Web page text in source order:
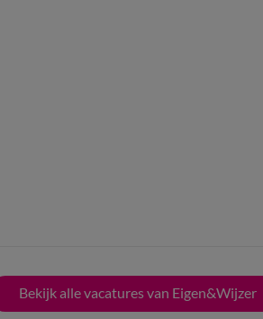
Bekijk alle vacatures van Eigen&Wijzer